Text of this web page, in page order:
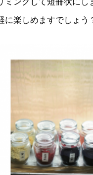
に楽しめますでしょう